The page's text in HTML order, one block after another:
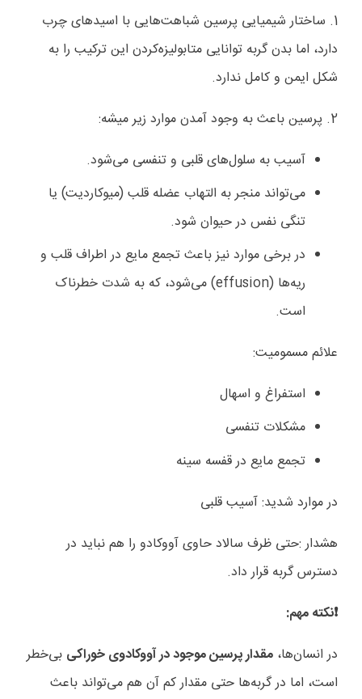
1. ساختار شیمیایی پرسین شباهت‌هایی با اسیدهای چرب
دارد، اما بدن گربه توانایی متابولیزه‌کردن این ترکیب را به
شکل ایمن و کامل ندارد.
2. پرسین باعث به وجود آمدن موارد زیر میشه:
آسیب به سلول‌های قلبی و تنفسی می‌شود.
می‌تواند منجر به التهاب عضله قلب (میوکاردیت) یا
تنگی نفس در حیوان شود.
در برخی موارد نیز باعث تجمع مایع در اطراف قلب و
ریه‌ها (effusion) می‌شود، که به شدت خطرناک
است.
علائم مسمومیت:
استفراغ و اسهال
مشکلات تنفسی
تجمع مایع در قفسه سینه
در موارد شدید: آسیب قلبی
هشدار:حتی ظرف سالاد حاوی آووکادو را هم نباید در
دسترس گربه قرار داد.
❗نکته مهم:
در انسان‌ها، مقدار پرسین موجود در آووکادوی خوراکی بی‌خطر
است، اما در گربه‌ها حتی مقدار کم آن هم می‌تواند باعث